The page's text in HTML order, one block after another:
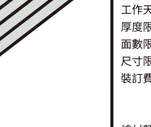
工作
厚度
面數
尺寸
裝訂